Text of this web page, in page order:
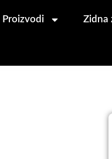
Proizvodi Zidna